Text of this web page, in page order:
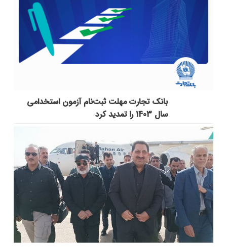
بانک تجارت مهلت ثبت‌نام آزمون استخدامی
سال 1403 را تمدید کرد